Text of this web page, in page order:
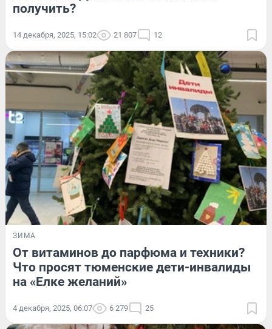
получить?
14 декабря, 2025, 15:02 21 807 12
ЗИМА
От витаминов до парфюма и техники?
Что просят тюменские дети-инвалиды
на «Елке желаний»
4 декабря, 2025, 06:07 6 279 25